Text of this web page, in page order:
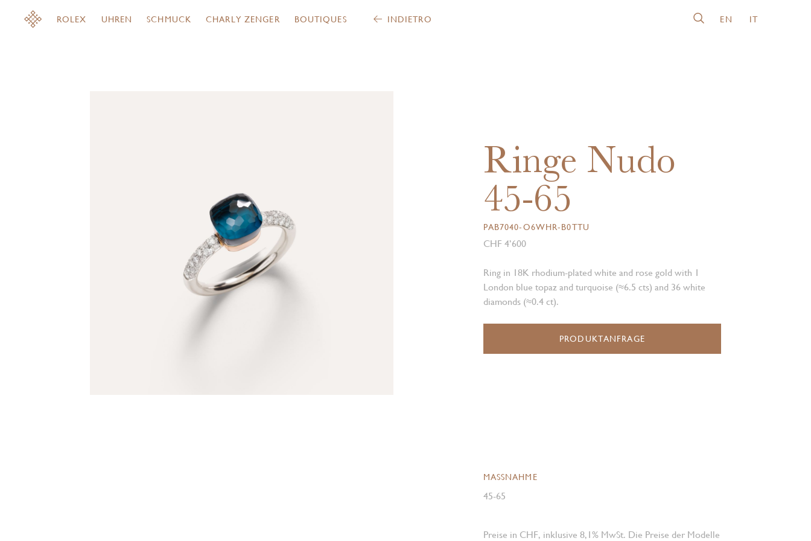
ROLEX UHREN SCHMUCK CHARLY ZENGER BOUTIQUES INDIETRO EN IT
Ringe Nudo
45-65
PAB7040-O6WHR-B0TTU
CHF 4’600
Ring in 18K rhodium-plated white and rose gold with 1
London blue topaz and turquoise (≈6.5 cts) and 36 white
diamonds (≈0.4 ct).
PRODUKTANFRAGE
MASSNAHME
45-65
Preise in CHF, inklusive 8,1% MwSt. Die Preise der Modelle